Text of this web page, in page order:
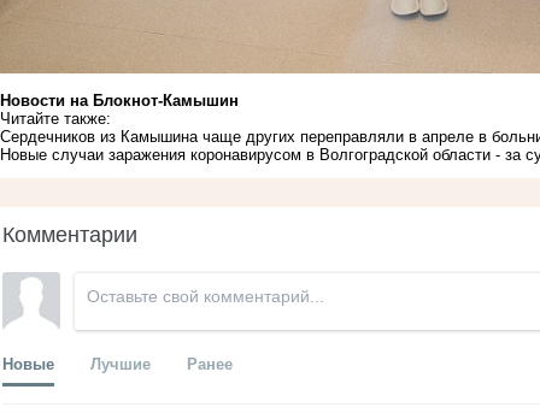
Новости на Блoкнoт-Камышин
Читайте также:
Сердечников из Камышина чаще других переправляли в апреле в
Новые случаи заражения коронавирусом в Волгоградской области - за
Комментарии
Новые Лучшие Ранее